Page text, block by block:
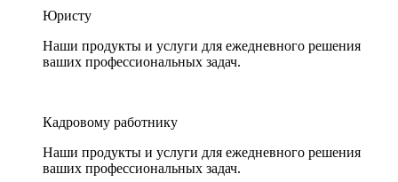
Юристу
Наши продукты и услуги для ежедневного решения
ваших профессиональных задач.
Кадровому работнику
Наши продукты и услуги для ежедневного решения
ваших профессиональных задач.